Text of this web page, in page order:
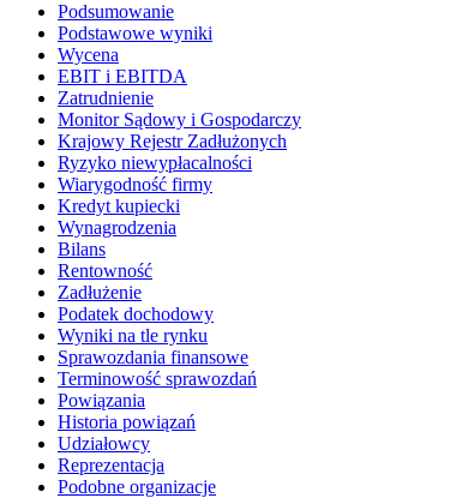
Podsumowanie
Podstawowe wyniki
Wycena
EBIT i EBITDA
Zatrudnienie
Monitor Sądowy i Gospodarczy
Krajowy Rejestr Zadłużonych
Ryzyko niewypłacalności
Wiarygodność firmy
Kredyt kupiecki
Wynagrodzenia
Bilans
Rentowność
Zadłużenie
Podatek dochodowy
Wyniki na tle rynku
Sprawozdania finansowe
Terminowość sprawozdań
Powiązania
Historia powiązań
Udziałowcy
Reprezentacja
Podobne organizacje